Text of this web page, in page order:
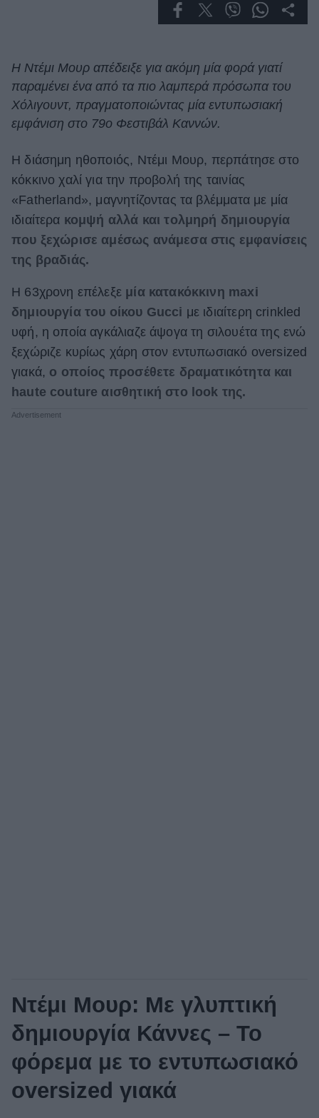
Cooking
Green
Αφιερώματα
ΒΟΞ
Χωρίς Ταμπέλες
Women's Forum
Hautes Grecians
Γάμος
Η Ντέμι Μουρ απέδειξε για ακόμη μία φορά γιατί
παραμένει ένα από τα πιο λαμπερά πρόσωπα του
Χόλιγουντ, πραγματοποιώντας μία εντυπωσιακή
εμφάνιση στο 79ο Φεστιβάλ Καννών.
Η διάσημη ηθοποιός, Ντέμι Μουρ, περπάτησε στο
κόκκινο χαλί για την προβολή της ταινίας
«Fatherland», μαγνητίζοντας τα βλέμματα με μία
ιδιαίτερα κομψή αλλά και τολμηρή δημιουργία
που ξεχώρισε αμέσως ανάμεσα στις εμφανίσεις
της βραδιάς.
Η 63χρονη επέλεξε μία κατακόκκινη maxi
δημιουργία του οίκου Gucci με ιδιαίτερη crinkled
υφή, η οποία αγκάλιαζε άψογα τη σιλουέτα της ενώ
ξεχώριζε κυρίως χάρη στον εντυπωσιακό oversized
γιακά, ο οποίος προσέθετε δραματικότητα και
haute couture αισθητική στο look της.
Ντέμι Μουρ: Με γλυπτική
δημιουργία Κάννες – Το
φόρεμα με το εντυπωσιακό
oversized γιακά